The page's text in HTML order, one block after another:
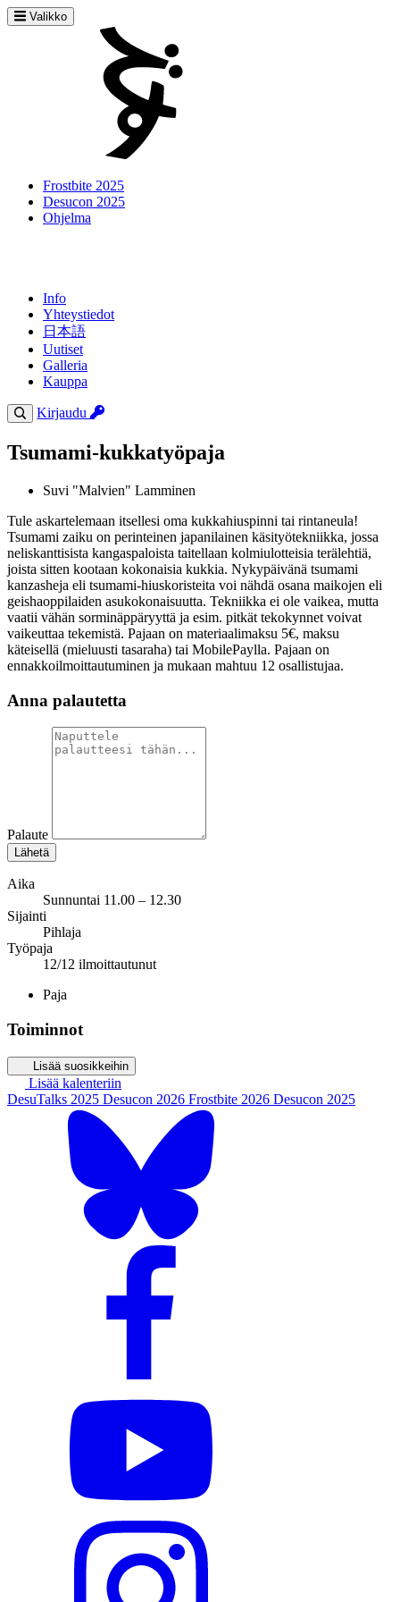
Valikko
Frostbite 2025
Desucon 2025
Ohjelma
Info
Yhteystiedot
日本語
Uutiset
Galleria
Kauppa
Kirjaudu
Tsumami-kukkatyöpaja
Suvi "Malvien" Lamminen
Tule askartelemaan itsellesi oma kukkahiuspinni tai rintaneula!
Tsumami zaiku on perinteinen japanilainen käsityötekniikka, jossa
neliskanttisista kangaspaloista taitellaan kolmiulotteisia terälehtiä,
joista sitten kootaan kokonaisia kukkia. Nykypäivänä tsumami
kanzasheja eli tsumami-hiuskoristeita voi nähdä osana maikojen eli
geishaoppilaiden asukokonaisuutta. Tekniikka ei ole vaikea, mutta
vaatii vähän sorminäppäryyttä ja esim. pitkät tekokynnet voivat
vaikeuttaa tekemistä. Pajaan on materiaalimaksu 5€, maksu
käteisellä (mieluusti tasaraha) tai MobilePaylla. Pajaan on
ennakkoilmoittautuminen ja mukaan mahtuu 12 osallistujaa.
Anna palautetta
Palaute
Lähetä
Aika
Sunnuntai 11.00 – 12.30
Sijainti
Pihlaja
Työpaja
12/12 ilmoittautunut
Paja
Toiminnot
Lisää suosikkeihin
Lisää kalenteriin
DesuTalks 2025 Desucon 2026 Frostbite 2026 Desucon 2025